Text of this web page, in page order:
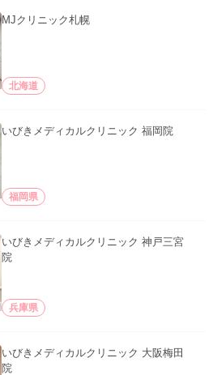
MJクリニック札幌
北海道
いびきメディカルクリニック 福岡院
福岡県
いびきメディカルクリニック 神戸三宮
院
兵庫県
いびきメディカルクリニック 大阪梅田
院